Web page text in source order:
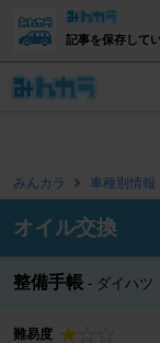
記事を保存して
みんカラ 車種別情報
オイル交換
整備手帳 ダイハツ
難易度